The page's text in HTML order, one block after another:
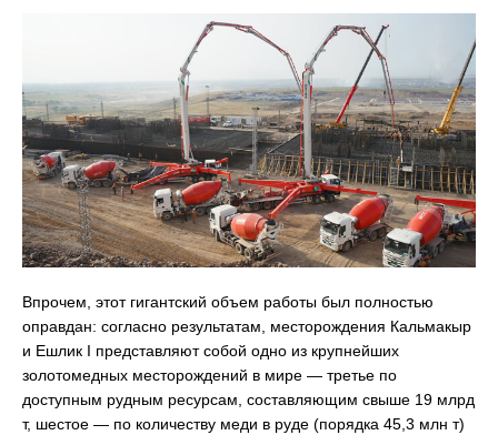
Впрочем, этот гигантский объем работы был полностью
оправдан: согласно результатам, месторождения Кальмакыр
и Ешлик I представляют собой одно из крупнейших
золотомедных месторождений в мире — третье по
доступным рудным ресурсам, составляющим свыше 19 млрд
т, шестое — по количеству меди в руде (порядка 45,3 млн т)